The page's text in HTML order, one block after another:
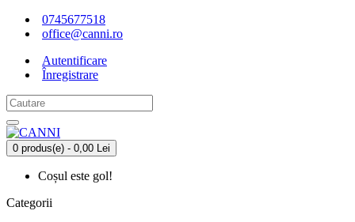
0745677518
office@canni.ro
Autentificare
Înregistrare
0 produs(e) - 0,00 Lei
Coșul este gol!
Categorii